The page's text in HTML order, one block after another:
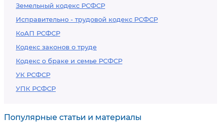
Земельный кодекс РСФСР
Исправительно - трудовой кодекс РСФСР
КоАП РСФСР
Кодекс законов о труде
Кодекс о браке и семье РСФСР
УК РСФСР
УПК РСФСР
Популярные статьи и материалы